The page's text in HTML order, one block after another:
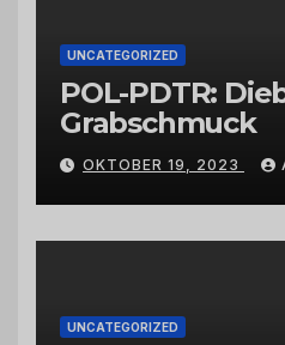
UNCATEGORIZED
POL-PDTR:
Grabschmuck
OKTOBER 19, 2023
UNCATEGORIZED